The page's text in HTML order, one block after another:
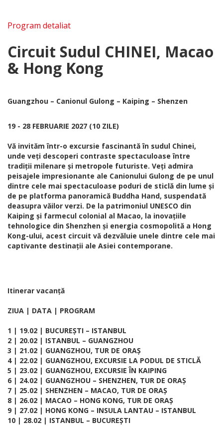
Program detaliat
Circuit Sudul CHINEI, Macao
& Hong Kong
Guangzhou – Canionul Gulong – Kaiping – Shenzen
19 - 28 FEBRUARIE 2027 (10 ZILE)
Vă invităm într-o excursie fascinantă în sudul Chinei,
unde veți descoperi contraste spectaculoase între
tradiții milenare și metropole futuriste. Veți admira
peisajele impresionante ale Canionului Gulong de pe unul
dintre cele mai spectaculoase poduri de sticlă din lume și
de pe platforma panoramică Buddha Hand, suspendată
deasupra văilor verzi. De la patrimoniul UNESCO din
Kaiping și farmecul colonial al Macao, la inovațiile
tehnologice din Shenzhen și energia cosmopolită a Hong
Kong-ului, acest circuit vă dezvăluie unele dintre cele mai
captivante destinații ale Asiei contemporane.
Itinerar vacanță
ZIUA | DATA | PROGRAM
1 | 19.02 | BUCUREȘTI – ISTANBUL
2 | 20.02 | ISTANBUL – GUANGZHOU
3 | 21.02 | GUANGZHOU, TUR DE ORAȘ
4 | 22.02 | GUANGZHOU, EXCURSIE LA PODUL DE STICLĂ
5 | 23.02 | GUANGZHOU, EXCURSIE ÎN KAIPING
6 | 24.02 | GUANGZHOU – SHENZHEN, TUR DE ORAȘ
7 | 25.02 | SHENZHEN – MACAO, TUR DE ORAȘ
8 | 26.02 | MACAO – HONG KONG, TUR DE ORAȘ
9 | 27.02 | HONG KONG – INSULA LANTAU – ISTANBUL
10 | 28.02 | ISTANBUL – BUCUREȘTI